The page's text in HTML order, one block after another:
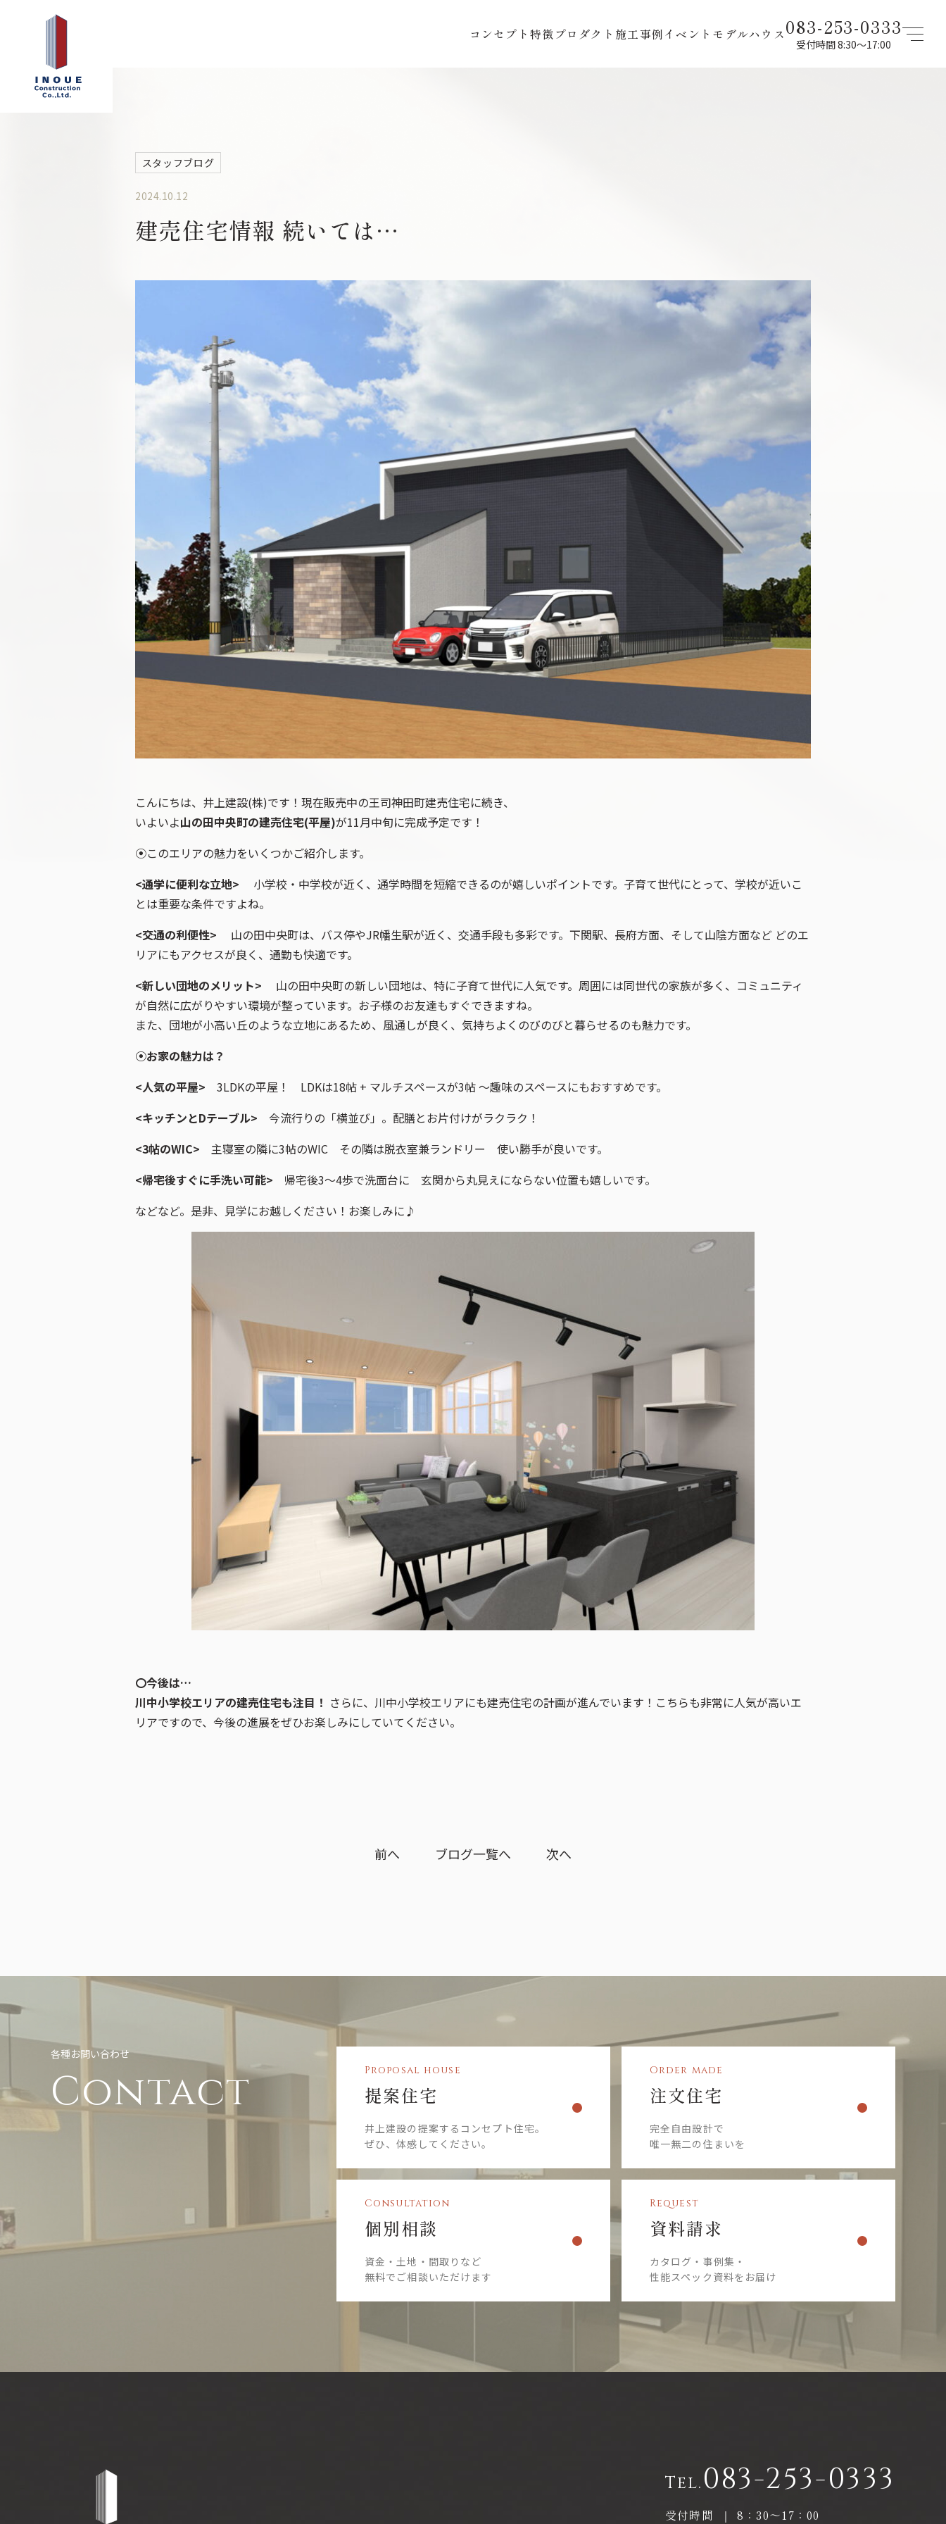
コンセプト特徴プロダクト 施工事例イベント モデルハウス083-253-0333
受付時間 8:30〜17:00
スタッフブログ
2024.10.12
建売住宅情報 続いては…
こんにちは、井上建設(株)です！現在販売中の王司神田町建売住宅に続き、
いよいよ山の田中央町の建売住宅(平屋)が11月中旬に完成予定です！
⦿このエリアの魅力をいくつかご紹介します。
<通学に便利な立地> 小学校・中学校が近く、通学時間を短縮できるのが嬉しいポイントです。子育て世代にとって、学校が近いこ
とは重要な条件ですよね。
<交通の利便性>
山の田中央町は、バス停やJR幡生駅が近く、交通手段も多彩です。下関駅、長府方面、そして山陰方面など どのエ
リアにもアクセスが良く、通勤も快適です。
<新しい団地のメリット>
山の田中央町の新しい団地は、特に子育て世代に人気です。周囲には同世代の家族が多く、コミュニティ
が自然に広がりやすい環境が整っています。お子様のお友達もすぐできますね。
また、団地が小高い丘のような立地にあるため、風通しが良く、気持ちよくのびのびと暮らせるのも魅力です。
⦿お家の魅力は？
<人気の平屋> 3LDKの平屋！ LDKは18帖 + マルチスペースが3帖 ～趣味のスペースにもおすすめです。
<キッチンとDテーブル> 今流行りの「横並び」。配膳とお片付けがラクラク！
<3帖のWIC> 主寝室の隣に3帖のWIC その隣は脱衣室兼ランドリー 使い勝手が良いです。
<帰宅後すぐに手洗い可能> 帰宅後3～4歩で洗面台に 玄関から丸見えにならない位置も嬉しいです。
などなど。是非、見学にお越しください！お楽しみに♪
〇今後は…
川中小学校エリアの建売住宅も注目！ さらに、川中小学校エリアにも建売住宅の計画が進んでいます！こちらも非常に人気が高いエ
リアですので、今後の進展をぜひお楽しみにしていてください。
前へ ブログ一覧へ 次へ
各種お問い合わせ
Contact Proposal house
提案住宅
井上建設の提案するコンセプト住宅。
ぜひ、体感してください。
Order made
注文住宅
完全自由設計で
唯一無二の住まいを
Consultation
個別相談
資金・土地・間取りなど
無料でご相談いただけます
Request
資料請求
カタログ・事例集・
性能スペック資料をお届け
Tel.083-253-0333
受付時間 ｜ 8：30〜17：00